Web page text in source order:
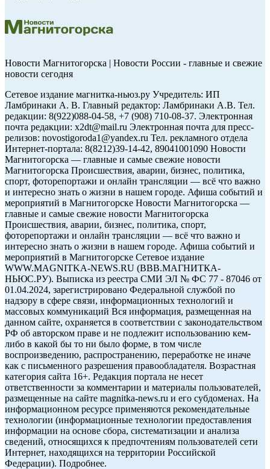
Новости Магнитогорска | Новости России - главные и свежие
новости сегодня
Сетевое издание магнитка-ньюз.ру Учредитель: ИП
Ламбринаки А. В. Главный редактор: Ламбринаки А.В. Тел.
редакции: 8(922)088-04-58, +7 (908) 710-08-37. Электронная
почта редакции: x2dt@mail.ru Электронная почта для пресс-
релизов: novostigoroda1@yandex.ru Тел. рекламного отдела
Интернет-портала: 8(8212)39-14-42, 89041001090 Новости
Магнитогорска — главные и самые свежие новости
Магнитогорска Происшествия, аварии, бизнес, политика,
спорт, фоторепортажи и онлайн трансляции — всё что важно
и интересно знать о жизни в нашем городе. Афиша событий и
мероприятий в Магнитогорске Новости Магнитогорска —
главные и самые свежие новости Магнитогорска
Происшествия, аварии, бизнес, политика, спорт,
фоторепортажи и онлайн трансляции — всё что важно и
интересно знать о жизни в нашем городе. Афиша событий и
мероприятий в Магнитогорске Сетевое издание
WWW.MAGNITKA-NEWS.RU (ВВВ.МАГНИТКА-
НЬЮС.РУ). Выписка из реестра СМИ ЭЛ № ФС 77 - 87046 от
01.04.2024, зарегистрировано Федеральной службой по
надзору в сфере связи, информационных технологий и
массовых коммуникаций Вся информация, размещенная на
данном сайте, охраняется в соответствии с законодательством
РФ об авторском праве и не подлежит использованию кем-
либо в какой бы то ни было форме, в том числе
воспроизведению, распространению, переработке не иначе
как с письменного разрешения правообладателя. Возрастная
категория сайта 16+. Редакция портала не несет
ответственности за комментарии и материалы пользователей,
размещенные на сайте magnitka-news.ru и его субдоменах. На
информационном ресурсе применяются рекомендательные
технологии (информационные технологии предоставления
информации на основе сбора, систематизации и анализа
сведений, относящихся к предпочтениям пользователей сети
Интернет, находящихся на территории Российской
Федерации). Подробнее.